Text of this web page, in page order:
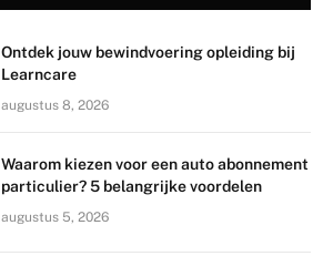
Ontdek jouw bewindvoering opleiding bij
Learncare
augustus 8, 2026
Waarom kiezen voor een auto abonnement
particulier? 5 belangrijke voordelen
augustus 5, 2026